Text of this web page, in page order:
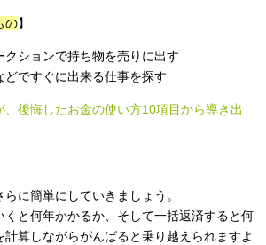
の】
クションで持ち物を売りに出す
どですぐに出来る仕事を探す
、後悔したお金の使い方10項目から導き出
に簡単にしていきましょう。
くと何年かかるか、そして一括返済すると何
算しながらがんばると乗り越えられますよ